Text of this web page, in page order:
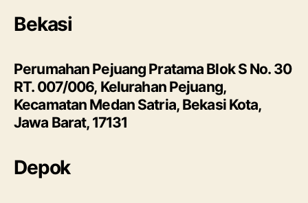
Bekasi
Perumahan Pejuang Pratama Blok S No. 30
RT. 007/006, Kelurahan Pejuang,
Kecamatan Medan Satria, Bekasi Kota,
Jawa Barat, 17131
Depok